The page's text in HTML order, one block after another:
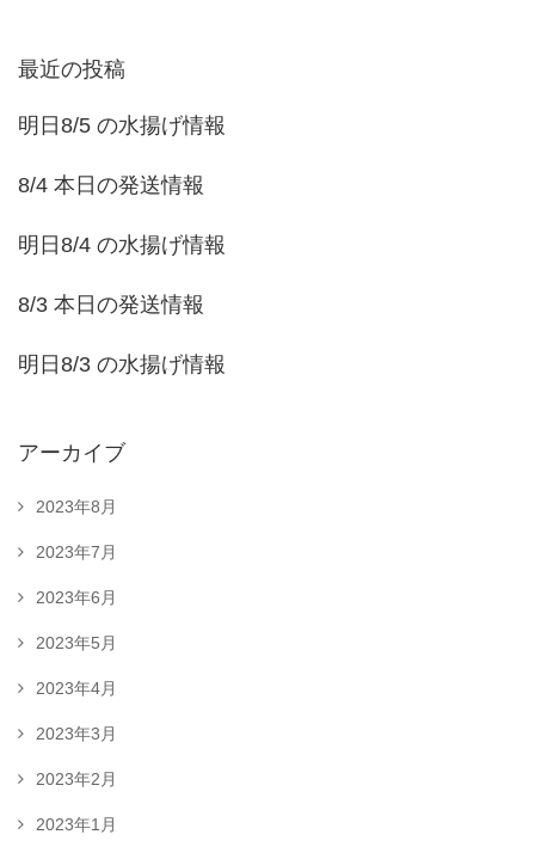
最近の投稿
明日8/5 の水揚げ情報
8/4 本日の発送情報
明日8/4 の水揚げ情報
8/3 本日の発送情報
明日8/3 の水揚げ情報
アーカイブ
2023年8月
2023年7月
2023年6月
2023年5月
2023年4月
2023年3月
2023年2月
2023年1月